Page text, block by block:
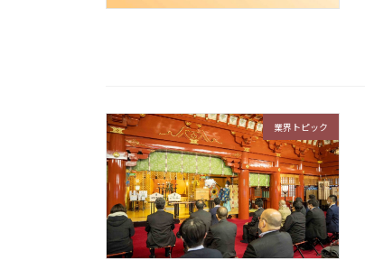
業界トピック